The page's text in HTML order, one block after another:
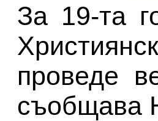
За 19-та
проведе
съобщава